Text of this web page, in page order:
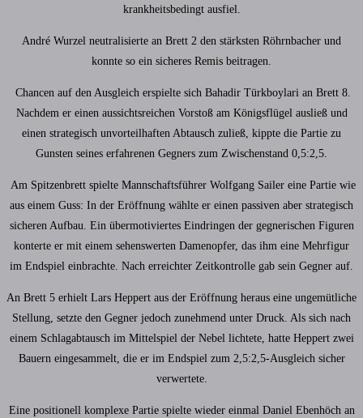
krankheitsbedingt ausfiel.
André Wurzel neutralisierte an Brett 2 den stärksten Röhrnbacher und
konnte so ein sicheres Remis beitragen.
Chancen auf den Ausgleich erspielte sich Bahadir Türkboylari an Brett 8.
Nachdem er einen aussichtsreichen Vorstoß am Königsflügel ausließ und
einen strategisch unvorteilhaften Abtausch zuließ, kippte die Partie zu
Gunsten seines erfahrenen Gegners zum Zwischenstand 0,5:2,5.
Am Spitzenbrett spielte Mannschaftsführer Wolfgang Sailer eine Partie wie
aus einem Guss: In der Eröffnung wählte er einen passiven aber strategisch
sicheren Aufbau. Ein übermotiviertes Eindringen der gegnerischen Figuren
konterte er mit einem sehenswerten Damenopfer, das ihm eine Mehrfigur
im Endspiel einbrachte. Nach erreichter Zeitkontrolle gab sein Gegner auf.
An Brett 5 erhielt Lars Heppert aus der Eröffnung heraus eine ungemütliche
Stellung, setzte den Gegner jedoch zunehmend unter Druck. Als sich nach
einem Schlagabtausch im Mittelspiel der Nebel lichtete, hatte Heppert zwei
Bauern eingesammelt, die er im Endspiel zum 2,5:2,5-Ausgleich sicher
verwertete.
Eine positionell komplexe Partie spielte wieder einmal Daniel Ebenhöch an